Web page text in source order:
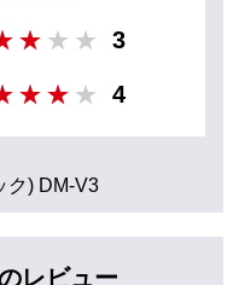
3
4
ク) DM-V3
レビュー